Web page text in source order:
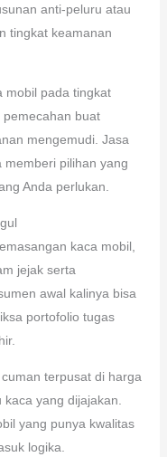
anti-peluru atau
tingkat keamanan
mobil pada tingkat
buat
mengemudi. Jasa
memberi pilihan yang
Anda perlukan.
kaca mobil,
jejak serta
awal kalinya bisa
portofolio tugas
terpusat di harga
yang dijajakan.
yang punya kwalitas
logika.